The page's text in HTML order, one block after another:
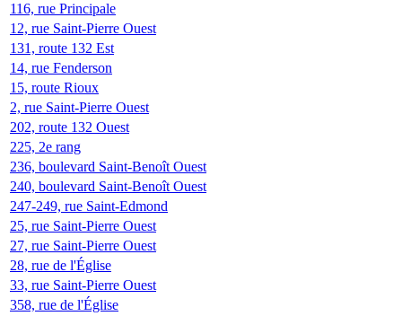
116, rue Principale
12, rue Saint-Pierre Ouest
131, route 132 Est
14, rue Fenderson
15, route Rioux
2, rue Saint-Pierre Ouest
202, route 132 Ouest
225, 2e rang
236, boulevard Saint-Benoît Ouest
240, boulevard Saint-Benoît Ouest
247-249, rue Saint-Edmond
25, rue Saint-Pierre Ouest
27, rue Saint-Pierre Ouest
28, rue de l'Église
33, rue Saint-Pierre Ouest
358, rue de l'Église